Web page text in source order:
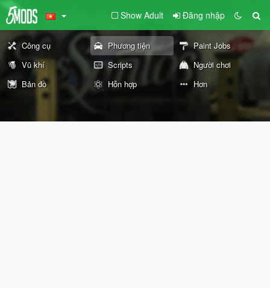
Show Adult Đăng nhập
Công cụ Phương tiện
Paint Jobs
Vũ khí
Scripts
Người chơi
Bản đồ
Hỗn hợp Hơn